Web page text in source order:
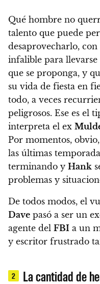
Qué hombre no
talento que puede
desaprovecharlo,
infalible para
que se proponga, y
su vida de fiesta en
todo, a veces
peligrosos. Ese es el
interpreta el ex
Por momentos,
las últimas
terminando y Hank
problemas y
De todos modos, el
Dave pasó a ser un
agente del FBI a un
y escritor frustrado
2 La cantidad de